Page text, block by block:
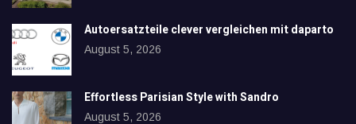
Autoersatzteile clever vergleichen mit daparto
August 5, 2026
Effortless Parisian Style with Sandro
August 5, 2026